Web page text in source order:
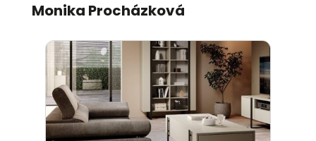
Monika Procházková